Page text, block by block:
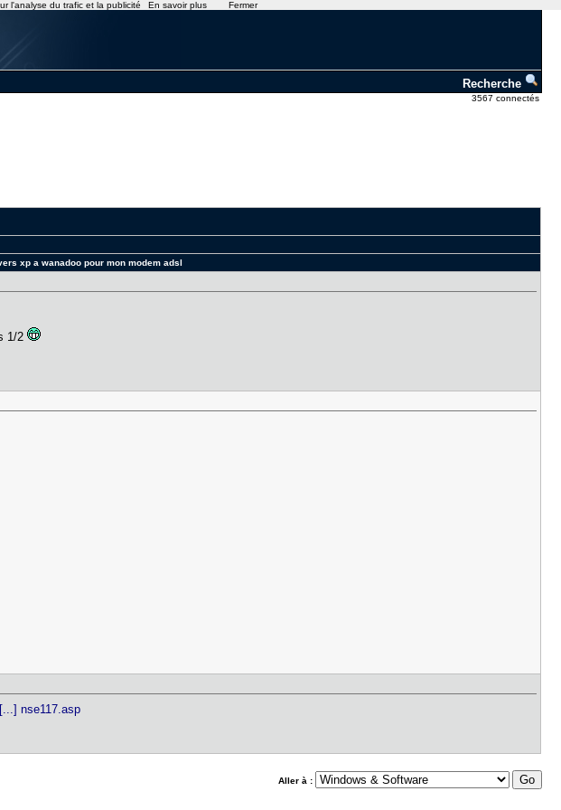
Recherche
3567 connectés
xp a wanadoo pour mon modem adsl
1/2
nse117.asp
Aller à :
l'analyse du trafic et la publicité En savoir plus Fermer